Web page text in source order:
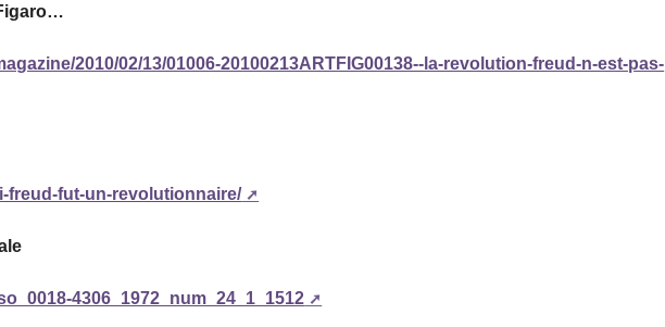
2010/02/13/01006-20100213ARTFIG00138--la-revolution-freud-n-est-pas-
freud-fut-un-revolutionnaire/
4306_1972_num_24_1_1512